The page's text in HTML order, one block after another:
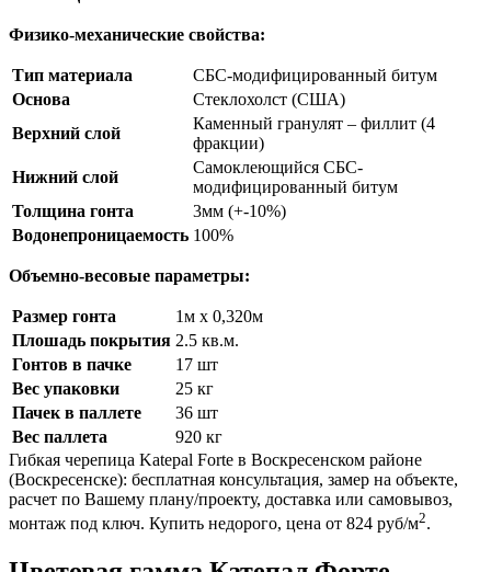
Физико-механические свойства:
Тип материала
СБС-модифицированный битум
Основа
Стеклохолст (США)
Верхний слой
Каменный гранулят – филлит (4
фракции)
Нижний слой
Самоклеющийся СБС-
модифицированный битум
Толщина гонта
3мм (+-10%)
Водонепроницаемость 100%
Объемно-весовые параметры:
Размер гонта
1м х 0,320м
Плошадь покрытия 2.5 кв.м.
Гонтов в пачке
17 шт
Вес упаковки
25 кг
Пачек в паллете
36 шт
Вес паллета
920 кг
Гибкая черепица Katepal Forte в Воскресенском районе
(Воскресенске): бесплатная консультация, замер на объекте,
расчет по Вашему плану/проекту, доставка или самовывоз,
монтаж под ключ. Купить недорого, цена от 824 руб/м2.